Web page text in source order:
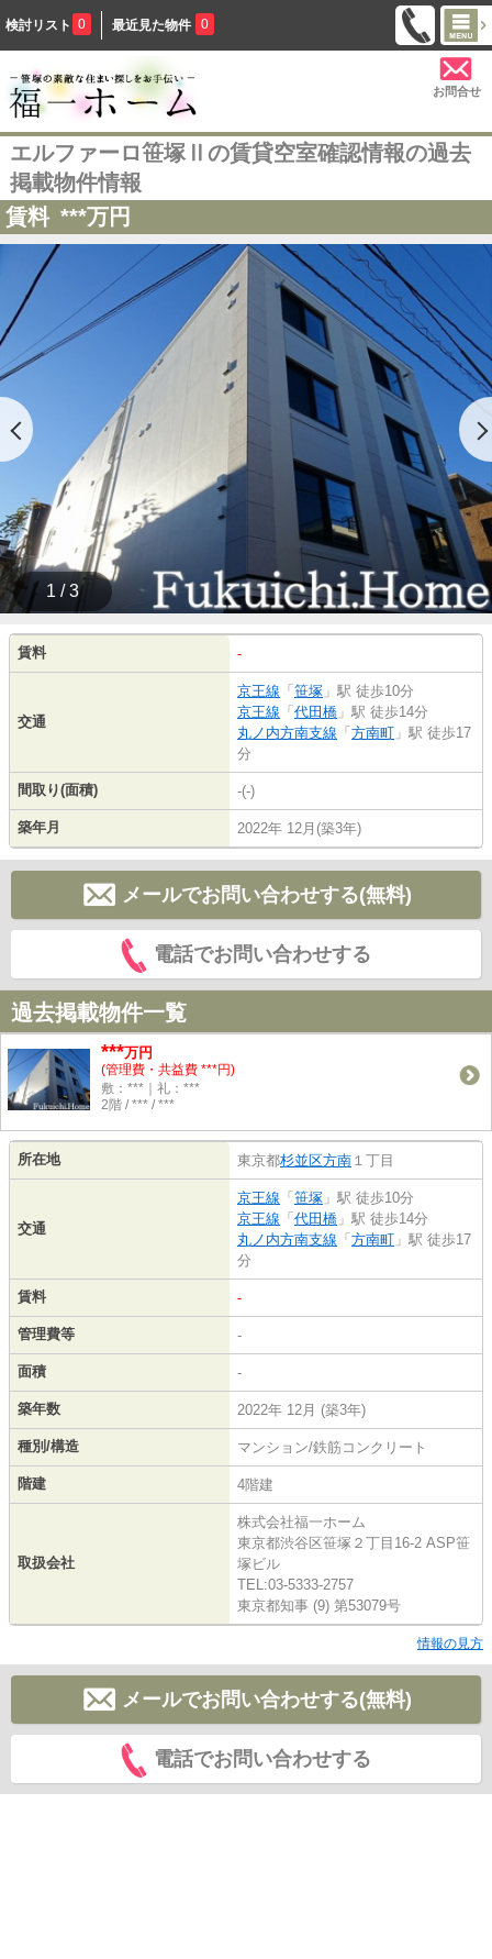
検討リスト 0 最近見た物件 0
お問合せ
エルファーロ笹塚Ⅱの賃貸空室確認情報の過去
掲載物件情報
賃料 ***万円
1 / 3
賃料 -
交通
京王線 「 笹塚 」駅 徒歩10分
京王線 「 代田橋 」駅 徒歩14分
丸ノ内方南支線 「 方南町 」駅 徒歩17
分
間取り(面積) -(-)
築年月 2022年 12月(築3年)
メールでお問い合わせする(無料)
電話でお問い合わせする
過去掲載物件一覧
***万円
(管理費・共益費 ***円)
敷：***｜礼：***
2階 / *** / ***
所在地 東京都杉並区方南 １丁目
交通
京王線 「 笹塚 」駅 徒歩10分
京王線 「 代田橋 」駅 徒歩14分
丸ノ内方南支線 「 方南町 」駅 徒歩17
分
賃料 -
管理費等 -
面積 -
築年数 2022年 12月 (築3年)
種別/構造 マンション/鉄筋コンクリート
階建 4階建
取扱会社
株式会社福一ホーム
東京都渋谷区笹塚２丁目16-2 ASP笹
塚ビル
TEL:03-5333-2757
東京都知事 (9) 第53079号
情報の見方
メールでお問い合わせする(無料)
電話でお問い合わせする